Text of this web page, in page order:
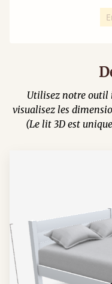
Utilisez notre outil
visualisez les
(Le lit 3D est